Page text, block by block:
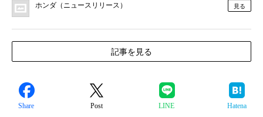
ホンダ（ニュースリリース） 見る
記事を見る
Share Post LINE Hatena